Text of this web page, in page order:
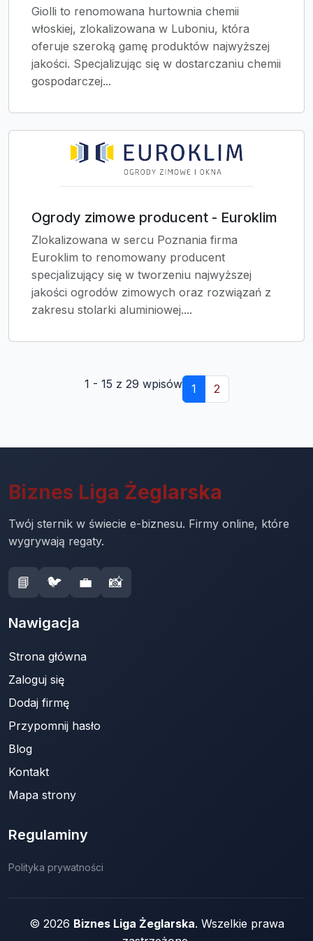
Giolli to renomowana hurtownia chemii
włoskiej, zlokalizowana w Luboniu, która
oferuje szeroką gamę produktów najwyższej
jakości. Specjalizując się w dostarczaniu chemii
gospodarczej...
Ogrody zimowe producent - Euroklim
Zlokalizowana w sercu Poznania firma
Euroklim to renomowany producent
specjalizujący się w tworzeniu najwyższej
jakości ogrodów zimowych oraz rozwiązań z
zakresu stolarki aluminiowej....
1 - 15 z 29 wpisów 1 2
Biznes Liga Żeglarska
Twój sternik w świecie e-biznesu. Firmy online, które
wygrywają regaty.
📘 🐦 💼 📸
Nawigacja
Strona główna
Zaloguj się
Dodaj firmę
Przypomnij hasło
Blog
Kontakt
Mapa strony
Regulaminy
Polityka prywatności
© 2026 Biznes Liga Żeglarska. Wszelkie prawa